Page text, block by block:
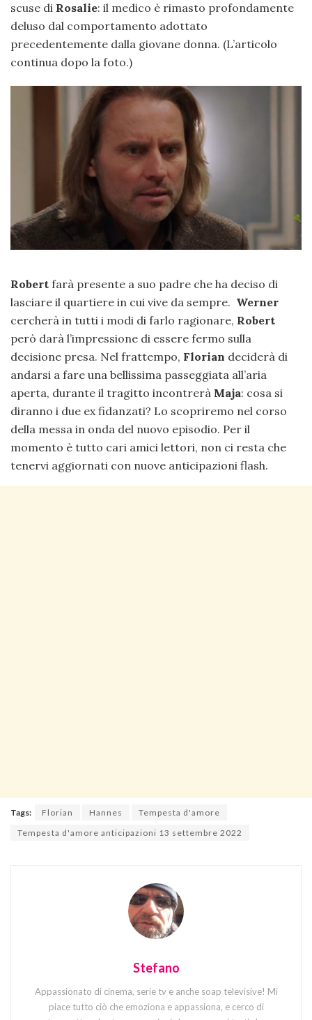
scuse di Rosalie: il medico è rimasto profondamente
deluso dal comportamento adottato
precedentemente dalla giovane donna. (L’articolo
continua dopo la foto.)
Robert farà presente a suo padre che ha deciso di
lasciare il quartiere in cui vive da sempre. Werner
cercherà in tutti i modi di farlo ragionare, Robert
però darà l’impressione di essere fermo sulla
decisione presa. Nel frattempo, Florian deciderà di
andarsi a fare una bellissima passeggiata all’aria
aperta, durante il tragitto incontrerà Maja: cosa si
diranno i due ex fidanzati? Lo scopriremo nel corso
della messa in onda del nuovo episodio. Per il
momento è tutto cari amici lettori, non ci resta che
tenervi aggiornati con nuove anticipazioni flash.
Tags: Florian Hannes
Tempesta d'amore
Tempesta d'amore anticipazioni 13 settembre 2022
Stefano
Appassionato di cinema, serie tv e anche soap televisive! Mi
piace tutto ciò che emoziona e appassiona, e cerco di